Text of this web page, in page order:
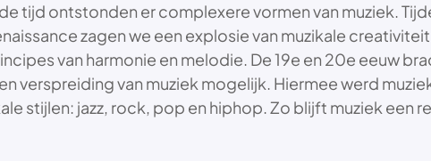
tijd ontstonden er complexere vormen van muziek.
zagen we een explosie van muzikale
van harmonie en melodie. De 19e en 20e eeuw
verspreiding van muziek mogelijk. Hiermee werd
stijlen: jazz, rock, pop en hiphop. Zo blijft muziek een